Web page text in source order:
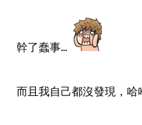
幹了蠢事...
而且我自己都沒發現，哈